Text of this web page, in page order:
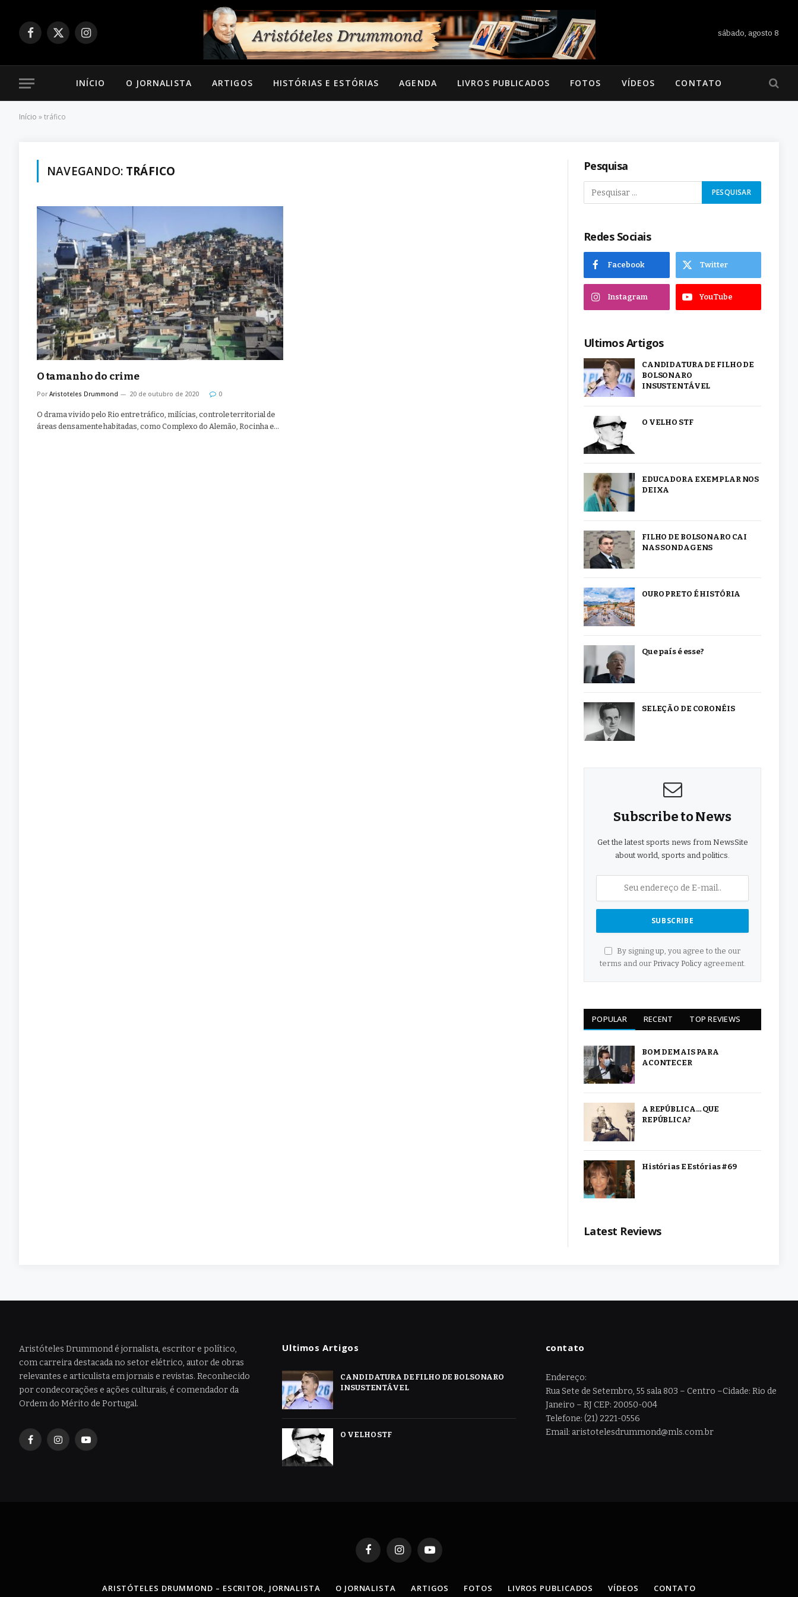
Facebook
X
Instagram
sábado, agosto 8
INÍCIO O JORNALISTA ARTIGOS HISTÓRIAS E ESTÓRIAS AGENDA LIVROS PUBLICADOS FOTOS VÍDEOS CONTATO
Início »tráfico
NAVEGANDO: TRÁFICO
O tamanho do crime
Por Aristoteles Drummond 20 de outubro de 2020 0
O drama vivido pelo Rio entre tráfico, milícias, controle territorial de
áreas densamente habitadas, como Complexo do Alemão, Rocinha e…
Pesquisa
Redes Sociais
Facebook Twitter
Instagram YouTube
Ultimos Artigos
CANDIDATURA DE FILHO DE
BOLSONARO
INSUSTENTÁVEL
O VELHO STF
EDUCADORA EXEMPLAR NOS
DEIXA
FILHO DE BOLSONARO CAI
NAS SONDAGENS
OURO PRETO É HISTÓRIA
Que país é esse?
SELEÇÃO DE CORONÉIS
Subscribe to News
Get the latest sports news from NewsSite
about world, sports and politics.
By signing up, you agree to the our
terms and our Privacy Policyagreement.
POPULAR RECENT TOP REVIEWS
BOM DEMAIS PARA
ACONTECER
A REPÚBLICA… QUE
REPÚBLICA?
Histórias E Estórias #69
Latest Reviews
Aristóteles Drummond é jornalista, escritor e político,
com carreira destacada no setor elétrico, autor de obras
relevantes e articulista em jornais e revistas. Reconhecido
por condecorações e ações culturais, é comendador da
Ordem do Mérito de Portugal.
FacebookInstagramYouTube
Ultimos Artigos
CANDIDATURA DE FILHO DE BOLSONARO
INSUSTENTÁVEL
O VELHO STF
contato
Endereço:
Rua Sete de Setembro, 55 sala 803 – Centro –Cidade: Rio de
Janeiro – RJ CEP: 20050-004
Telefone: (21) 2221-0556
Email: aristotelesdrummond@mls.com.br
FacebookInstagramYouTube
ARISTÓTELES DRUMMOND – ESCRITOR, JORNALISTA O JORNALISTA ARTIGOS FOTOS LIVROS PUBLICADOS VÍDEOS CONTATO